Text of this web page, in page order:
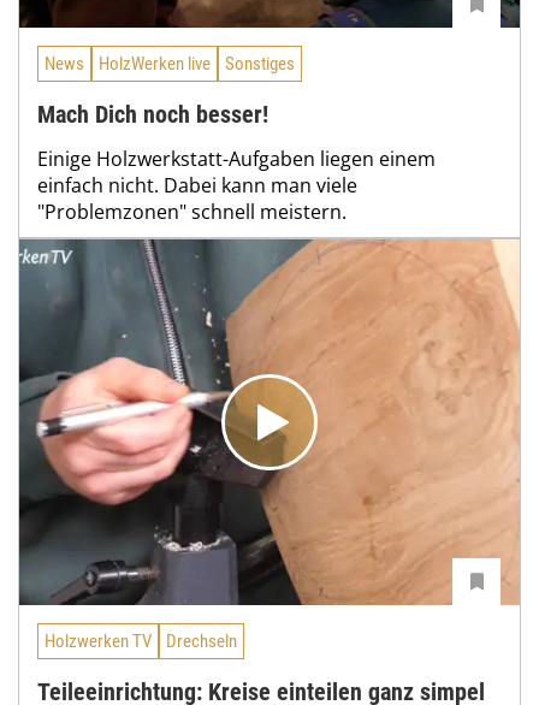
News HolzWerken live Sonstiges
Mach Dich noch besser!
Einige Holzwerkstatt-Aufgaben liegen einem
einfach nicht. Dabei kann man viele
"Problemzonen" schnell meistern.
Holzwerken TV Drechseln
Teileeinrichtung: Kreise einteilen ganz simpel